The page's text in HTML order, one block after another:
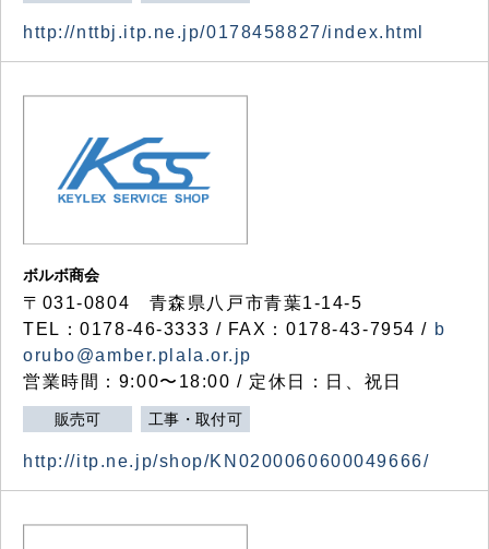
http://nttbj.itp.ne.jp/0178458827/index.html
ボルボ商会
〒031-0804 青森県八戸市青葉1-14-5
TEL：0178-46-3333 / FAX：0178-43-7954 / b
orubo@amber.plala.or.jp
営業時間：9:00〜18:00 / 定休日：日、祝日
販売可 工事・取付可
http://itp.ne.jp/shop/KN0200060600049666/